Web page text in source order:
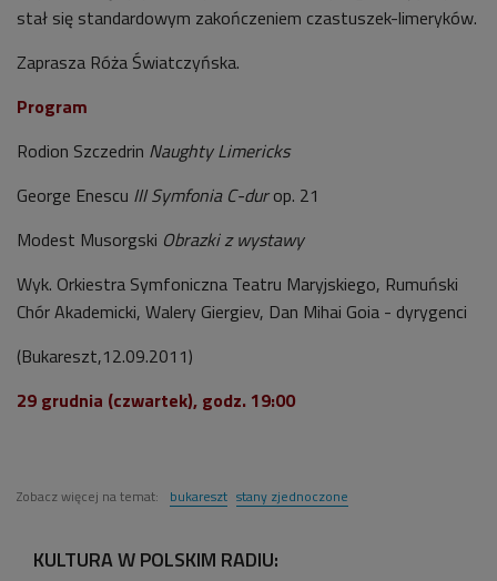
stał się standardowym zakończeniem czastuszek-limeryków.
Zaprasza Róża Światczyńska.
Program
Rodion Szczedrin Naughty Limericks
George Enescu III Symfonia C-durop. 21
Modest Musorgski Obrazki z wystawy
Wyk. Orkiestra Symfoniczna Teatru Maryjskiego, Rumuński
Chór Akademicki, Walery Giergiev, Dan Mihai Goia - dyrygenci
(Bukareszt,12.09.2011)
29 grudnia (czwartek), godz. 19:00
Zobacz więcej na temat: bukareszt stany zjednoczone
KULTURA W POLSKIM RADIU: